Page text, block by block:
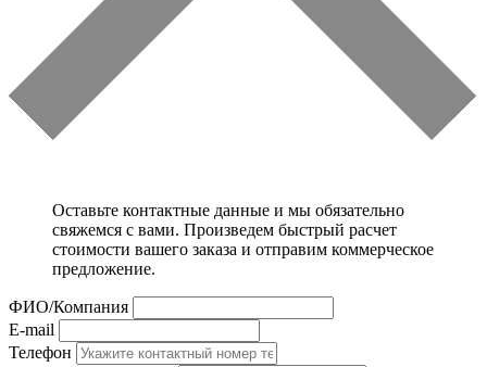
Оставьте контактные данные и мы обязательно
свяжемся с вами. Произведем быстрый расчет
стоимости вашего заказа и отправим коммерческое
предложение.
ФИО/Компания
E-mail
Телефон